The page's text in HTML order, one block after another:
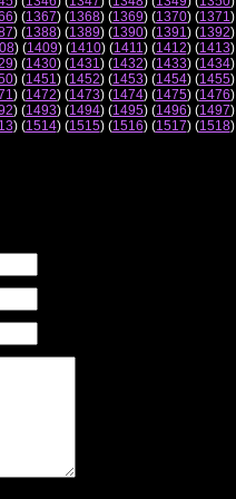
) (1367) (1368) (1369) (1370) (1371)
) (1388) (1389) (1390) (1391) (1392)
) (1409) (1410) (1411) (1412) (1413)
) (1430) (1431) (1432) (1433) (1434)
) (1451) (1452) (1453) (1454) (1455)
) (1472) (1473) (1474) (1475) (1476)
) (1493) (1494) (1495) (1496) (1497)
) (1514) (1515) (1516) (1517) (1518)